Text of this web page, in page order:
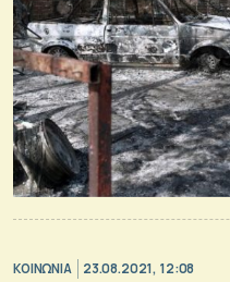
ΚΟΙΝΩΝΙΑ 23.08.2021, 12:08